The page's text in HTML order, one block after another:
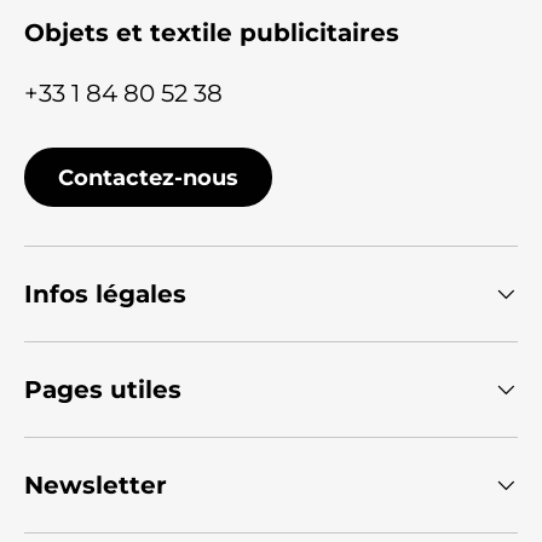
Objets et textile publicitaires
+33 1 84 80 52 38
Contactez-nous
Infos légales
Pages utiles
Newsletter